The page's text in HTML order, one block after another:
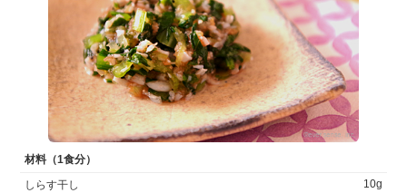
材料（1食分）
しらす干し
10g